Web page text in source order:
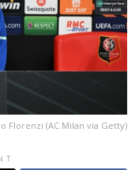
Florenzi (AC Milan via Getty)